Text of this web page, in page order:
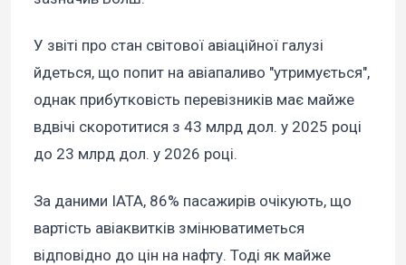
У звіті про стан світової авіаційної галузі
йдеться, що попит на авіапаливо "утримується",
однак прибутковість перевізників має майже
вдвічі скоротитися з 43 млрд дол. у 2025 році
до 23 млрд дол. у 2026 році.
За даними IATA, 86% пасажирів очікують, що
вартість авіаквитків змінюватиметься
відповідно до цін на нафту. Тоді як майже